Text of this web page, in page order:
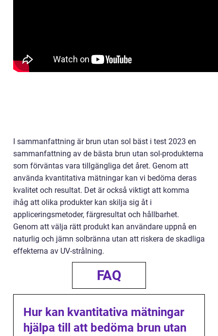
I sammanfattning är brun utan sol bäst i test 2023 en
sammanfattning av de bästa brun utan sol-produkterna
som förväntas vara tillgängliga det året. Genom att
använda kvantitativa mätningar kan vi bedöma deras
kvalitet och resultat. Det är också viktigt att komma
ihåg att olika produkter kan skilja sig åt i
appliceringsmetoder, färgresultat och hållbarhet.
Genom att välja rätt produkt kan användare uppnå en
naturlig och jämn solbränna utan att riskera de skadliga
effekterna av UV-strålning.
FAQ
Hur kan kvantitativa mätningar
hjälpa till att bedöma brun utan